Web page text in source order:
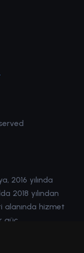
2016 yılında
2018 yılından
alanında hizmet
güç,
içeriyor.